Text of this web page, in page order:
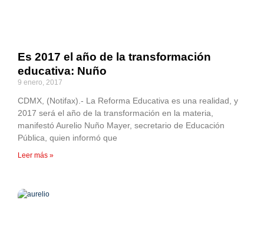
Es 2017 el año de la transformación
educativa: Nuño
9 enero, 2017
CDMX, (Notifax).- La Reforma Educativa es una realidad, y
2017 será el año de la transformación en la materia,
manifestó Aurelio Nuño Mayer, secretario de Educación
Pública, quien informó que
Leer más »